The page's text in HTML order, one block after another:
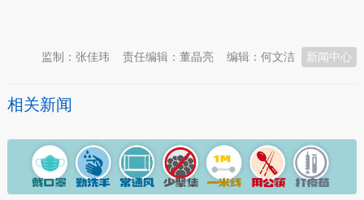
新闻中心
编辑：何文洁
责任编辑：董晶亮
监制：张佳玮
相关新闻